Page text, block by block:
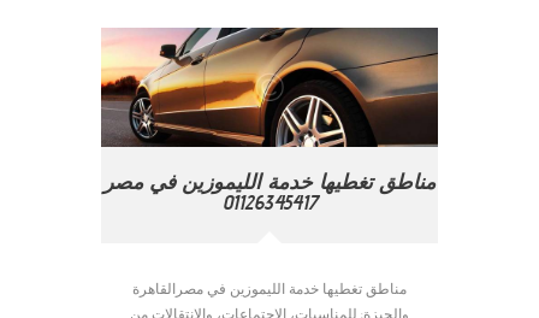
مناطق تغطيها خدمة الليموزين في مصر
01126345417
مناطق تغطيها خدمة الليموزين في مصرالقاهرة
والجيزة: للمناسبات، الاجتماعات، والانتقالات من